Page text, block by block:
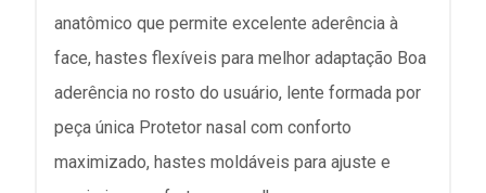
anatômico que permite excelente aderência à
face, hastes flexíveis para melhor adaptação Boa
aderência no rosto do usuário, lente formada por
peça única Protetor nasal com conforto
maximizado, hastes moldáveis para ajuste e